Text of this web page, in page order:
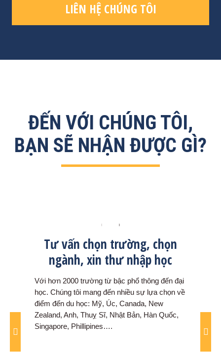
LIÊN HỆ CHÚNG TÔI
ĐẾN VỚI CHÚNG TÔI,
BẠN SẼ NHẬN ĐƯỢC GÌ?
Tư vấn chọn trường, chọn
ngành, xin thư nhập học
Với hơn 2000 trường từ bậc phổ thông đến đại
học. Chúng tôi mang đến nhiều sự lựa chọn về
điểm đến du học: Mỹ, Úc, Canada, New
Zealand, Anh, Thuỵ Sĩ, Nhật Bản, Hàn Quốc,
Singapore, Phillipines….
chọn